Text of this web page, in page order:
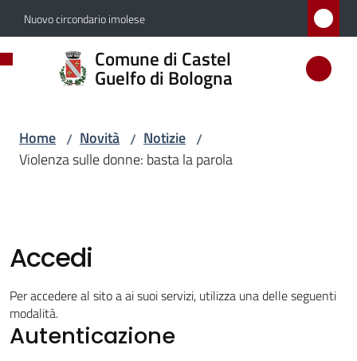
Vai al contenuto
Vai alla navigazione
Vai al footer
Nuovo circondario imolese
Comune di Castel
Guelfo di Bologna
Comune
di
di
Bologna
Amministrazione
Novità
Menu selezionato
Home / Novità / Notizie /
Violenza sulle donne: basta la parola
Accedi
Per accedere al sito a ai suoi servizi, utilizza una delle seguenti
modalità.
Autenticazione